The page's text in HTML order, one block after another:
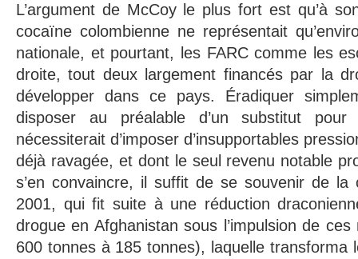
L’argument de McCoy le plus fort est qu’à
cocaïne colombienne ne représentait
nationale, et pourtant, les FARC comme les
droite, tout deux largement financés par la
développer dans ce pays. Éradiquer
disposer au préalable d’un substitut pour
nécessiterait d’imposer d’insupportables
déjà ravagée, et dont le seul revenu notable
s’en convaincre, il suffit de se souvenir de la
2001, qui fit suite à une réduction
drogue en Afghanistan sous l’impulsion de
600 tonnes à 185 tonnes), laquelle transforma